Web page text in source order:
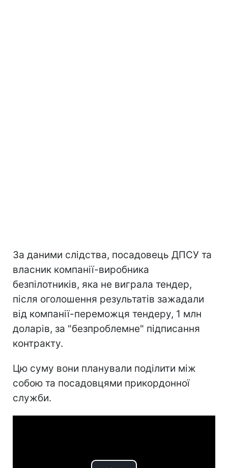
За даними слідства, посадовець ДПСУ та
власник компанії-виробника
безпілотників, яка не виграла тендер,
після оголошення результатів зажадали
від компанії-переможця тендеру, 1 млн
доларів, за "безпроблемне" підписання
контракту.
Цю суму вони планували поділити між
собою та посадовцями прикордонної
служби.